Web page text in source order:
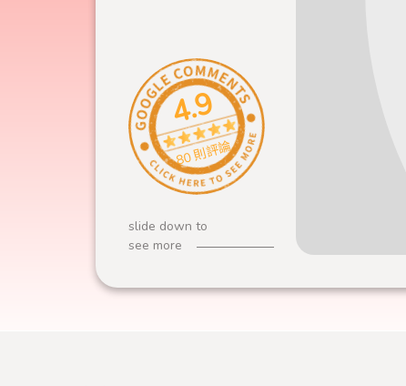
4.9
80 則評論
slide down to
see more